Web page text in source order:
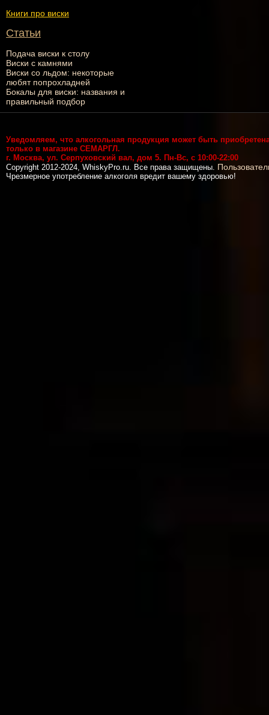
Книги про виски
Статьи
Подача виски к столу
Виски с камнями
Виски со льдом: некоторые
любят попрохладней
Бокалы для виски: названия и
правильный подбор
Уведомляем, что алкогольная продукция может быть
только в магазине СЕМАРГЛ.
г. Москва, ул. Серпуховский вал, дом 5. Пн-Вс, с 10:00-22:00
Copyright 2012-2024, WhiskyPro.ru. Все права защищены.
Чрезмерное употребление алкоголя вредит вашему здоровью!